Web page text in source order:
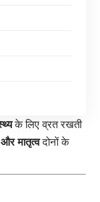
के लिए व्रत रखती
मातृत्वदोनों के